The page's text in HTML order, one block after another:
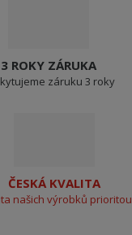
3 ROKY ZÁRUKA
záruku 3 roky
ČESKÁ KVALITA
našich výrobků prioritou